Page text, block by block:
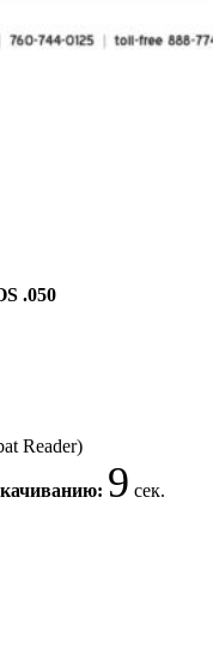
.050
Reader)
9 сек.